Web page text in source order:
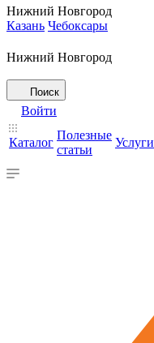
Нижний Новгород
Казань Чебоксары
Нижний Новгород
Поиск
Войти
Каталог
Полезные
статьи
Услуги